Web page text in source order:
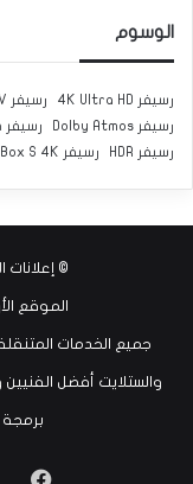
الوسوم
رسيفر 4K Ultra HD رسيفر Android TV
رسيفر Dolby Atmos
رسيفر Dolby Vision
رسيفر HDR
رسيفر Xiaomi Mi Box S 4K
©
الموقع
والستلايت أفضل الفنيين وأرخص